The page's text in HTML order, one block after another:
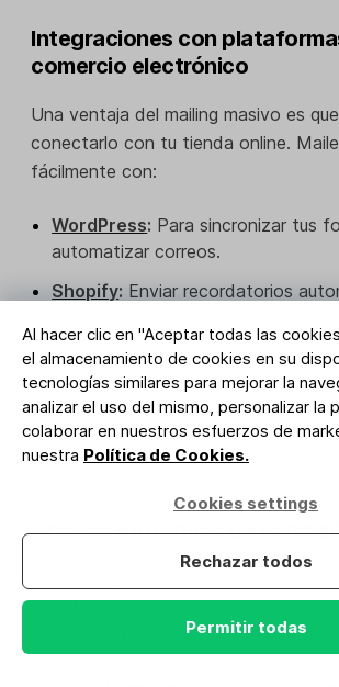
Al hacer clic en "Aceptar todas las
el almacenamiento de cookies en su
tecnologías similares para mejorar la
analizar el uso del mismo, personalizar la
colaborar en nuestros esfuerzos de
nuestra Política de Cookies.
Cookies settings
Rechazar todos
Permitir todas
Integraciones con
comercio electrónico
Una ventaja del mailing masivo es
conectarlo con tu tienda online.
fácilmente con:
WordPress: Para sincronizar tus
automatizar correos.
Shopify: Enviar recordatorios
Squarespace:Conecta tu tienda
para reunir datos de e-commerce
un solo lugar.
Análisis e informes de
plataformas de email marketingcomo
informes detalladosque te